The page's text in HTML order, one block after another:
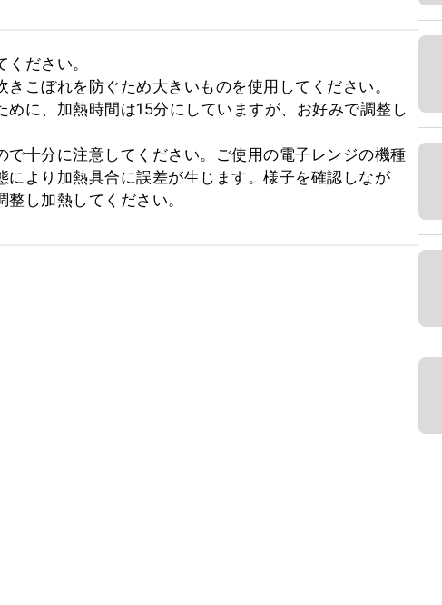
ださい。
きこぼれを防ぐため大きいものを使用してください。
めに、加熱時間は15分にしていますが、お好みで調整し
で十分に注意してください。ご使用の電子レンジの機種
により加熱具合に誤差が生じます。様子を確認しなが
し加熱してください。